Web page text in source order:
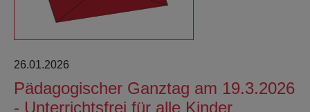
26.01.2026
Pädagogischer Ganztag am 19.3.2026
- Unterrichtsfrei für alle Kinder